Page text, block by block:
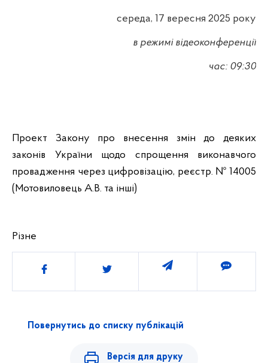
середа, 17 вересня 2025 року
в режимі відеоконференції
час: 09:30
Проект Закону про внесення змін до деяких
законів України щодо спрощення виконавчого
провадження через цифровізацію, реєстр. № 14005
(Мотовиловець А.В. та інші)
Різне
Поділитись
Повернутись до списку публікацій
Версія для друку